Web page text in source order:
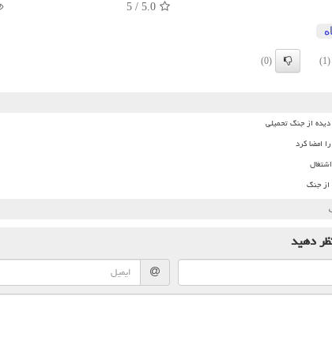
5.0
/
5
(1)
(0)
از جنگ تحمیلی
امضا کرد
از جنگ
دهید